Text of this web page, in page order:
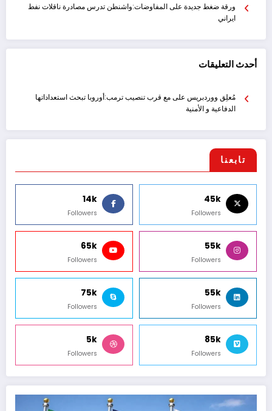
ورقة ضغط جديدة على المفاوضات:واشنطن تدرس مصادرة ناقلات نفط
ايراني
أحدث التعليقات
مُعلِق ووردبريس علىمع قرب تنصيب ترمب:أوروبا تبحث استعداداتها
الدفاعية و الأمنية
تابعنا
45k
Followers
14k
Followers
55k
Followers
65k
Followers
55k
Followers
75k
Followers
85k
Followers
5k
Followers